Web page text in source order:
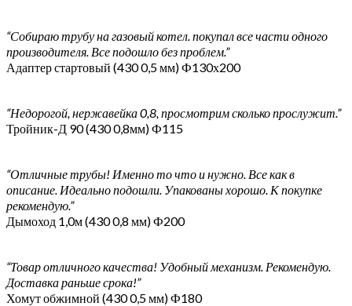
“Собираю трубу на газовый котел. покупал все части одного
производителя. Все подошло без проблем.”
Адаптер стартовый (430 0,5 мм) Ф130х200
“Недорогой, нержавейка 0,8, просмотрим сколько прослужит.”
Тройник-Д 90 (430 0,8мм) Ф115
“Отличные трубы! Именно то что и нужно. Все как в
описание. Идеально подошли. Упакованы хорошо. К покупке
рекомендую.”
Дымоход 1,0м (430 0,8 мм) Ф200
“Товар отличного качества! Удобный механизм. Рекомендую.
Доставка раньше срока!”
Хомут обжимной (430 0,5 мм) Ф180